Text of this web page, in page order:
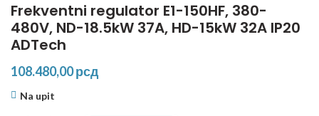
Frekventni regulator E1-150HF, 380-
480V, ND-18.5kW 37A, HD-15kW 32A IP20
ADTech
108.480,00рсд
Na upit